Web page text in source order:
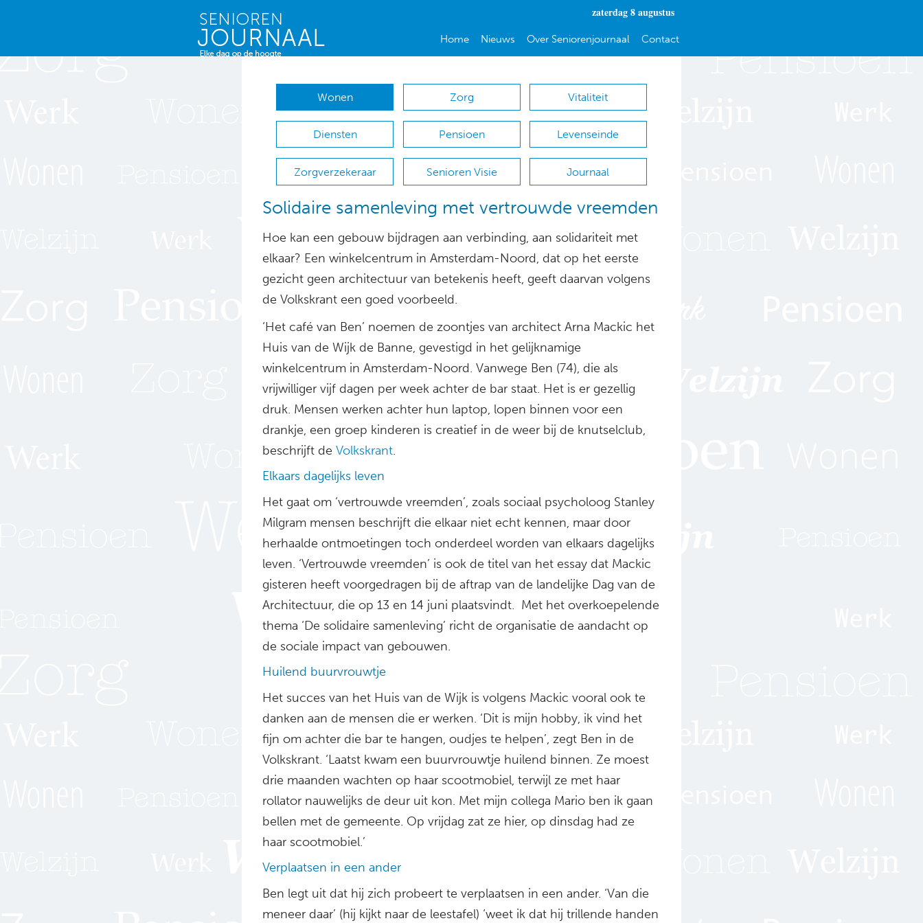
zaterdag 8 augustus
Home Nieuws Over Seniorenjournaal Contact
Wonen Zorg Vitaliteit
Diensten Pensioen Levenseinde
Zorgverzekeraar Senioren Visie Journaal
Solidaire samenleving met vertrouwde vreemden
Hoe kan een gebouw bijdragen aan verbinding, aan solidariteit met
elkaar? Een winkelcentrum in Amsterdam-Noord, dat op het eerste
gezicht geen architectuur van betekenis heeft, geeft daarvan volgens
de Volkskrant een goed voorbeeld.
‘Het café van Ben’ noemen de zoontjes van architect Arna Mackic het
Huis van de Wijk de Banne, gevestigd in het gelijknamige
winkelcentrum in Amsterdam-Noord. Vanwege Ben (74), die als
vrijwilliger vijf dagen per week achter de bar staat. Het is er gezellig
druk. Mensen werken achter hun laptop, lopen binnen voor een
drankje, een groep kinderen is creatief in de weer bij de knutselclub,
beschrijft de Volkskrant.
Elkaars dagelijks leven
Het gaat om ‘vertrouwde vreemden’, zoals sociaal psycholoog Stanley
Milgram mensen beschrijft die elkaar niet echt kennen, maar door
herhaalde ontmoetingen toch onderdeel worden van elkaars dagelijks
leven. ‘Vertrouwde vreemden’ is ook de titel van het essay dat Mackic
gisteren heeft voorgedragen bij de aftrap van de landelijke Dag van de
Architectuur, die op 13 en 14 juni plaatsvindt. Met het overkoepelende
thema ‘De solidaire samenleving’ richt de organisatie de aandacht op
de sociale impact van gebouwen.
Huilend buurvrouwtje
Het succes van het Huis van de Wijk is volgens Mackic vooral ook te
danken aan de mensen die er werken. ‘Dit is mijn hobby, ik vind het
fijn om achter die bar te hangen, oudjes te helpen’, zegt Ben in de
Volkskrant. ‘Laatst kwam een buurvrouwtje huilend binnen. Ze moest
drie maanden wachten op haar scootmobiel, terwijl ze met haar
rollator nauwelijks de deur uit kon. Met mijn collega Mario ben ik gaan
bellen met de gemeente. Op vrijdag zat ze hier, op dinsdag had ze
haar scootmobiel.’
Verplaatsen in een ander
Ben legt uit dat hij zich probeert te verplaatsen in een ander. ‘Van die
meneer daar’ (hij kijkt naar de leestafel) ‘weet ik dat hij trillende handen